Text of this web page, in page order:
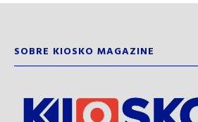
SOBRE KIOSKO MAGAZINE